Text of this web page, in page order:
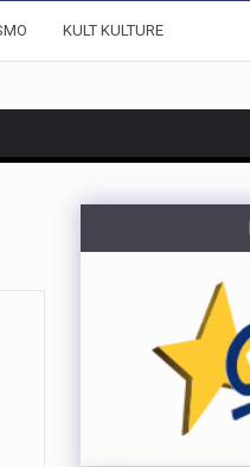
KULT KULTURE